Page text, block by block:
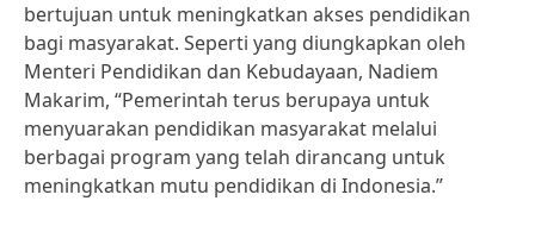
bertujuan untuk meningkatkan akses pendidikan
bagi masyarakat. Seperti yang diungkapkan oleh
Menteri Pendidikan dan Kebudayaan, Nadiem
Makarim, “Pemerintah terus berupaya untuk
menyuarakan pendidikan masyarakat melalui
berbagai program yang telah dirancang untuk
meningkatkan mutu pendidikan di Indonesia.”